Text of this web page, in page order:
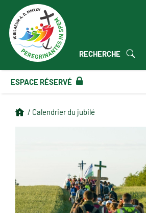
RECHERCHE
ESPACE RÉSERVÉ
/ Calendrier du jubilé